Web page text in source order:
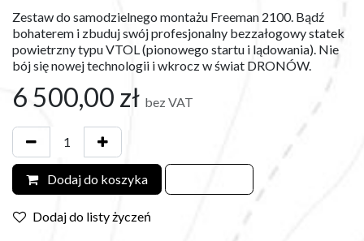
Zestaw do samodzielnego montażu Freeman 2100. Bądź
bohaterem i zbuduj swój profesjonalny bezzałogowy statek
powietrzny typu VTOL (pionowego startu i lądowania). Nie
bój się nowej technologii i wkrocz w świat DRONÓW.
6 500,00 zł bez VAT
Dodaj do koszyka
Dodaj do listy życzeń